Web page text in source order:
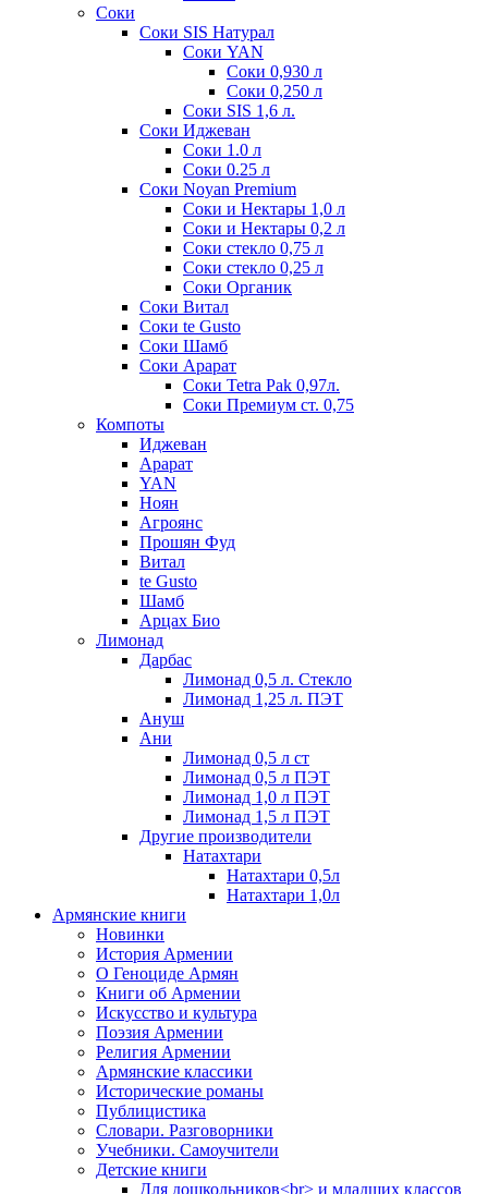
Соки
Соки SIS Натурал
Соки YAN
Соки 0,930 л
Соки 0,250 л
Соки SIS 1,6 л.
Соки Иджеван
Соки 1.0 л
Соки 0.25 л
Соки Noyan Premium
Соки и Нектары 1,0 л
Соки и Нектары 0,2 л
Соки стекло 0,75 л
Соки стекло 0,25 л
Соки Органик
Соки Витал
Соки te Gusto
Соки Шамб
Соки Арарат
Соки Tetra Pak 0,97л.
Соки Премиум ст. 0,75
Компоты
Иджеван
Арарат
YAN
Ноян
Агроянс
Прошян Фуд
Витал
te Gusto
Шамб
Арцах Био
Лимонад
Дарбас
Лимонад 0,5 л. Стекло
Лимонад 1,25 л. ПЭТ
Ануш
Ани
Лимонад 0,5 л ст
Лимонад 0,5 л ПЭТ
Лимонад 1,0 л ПЭТ
Лимонад 1,5 л ПЭТ
Другие производители
Натахтари
Натахтари 0,5л
Натахтари 1,0л
Армянские книги
Новинки
История Армении
О Геноциде Армян
Книги об Армении
Иcкусство и культура
Поэзия Армении
Религия Армении
Армянские классики
Исторические романы
Публицистика
Словари. Разговорники
Учебники. Самоучители
Детские книги
Для дошкольников<br> и младших классов